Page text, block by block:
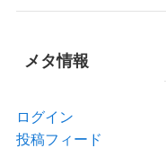
メタ情報
ログイン
投稿フィード